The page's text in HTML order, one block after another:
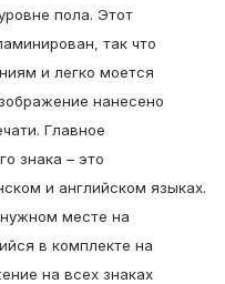
пола. Этот
так что
и легко моется
нанесено
Главное
знака – это
и английском языках.
нужном месте на
в комплекте на
на всех знаках